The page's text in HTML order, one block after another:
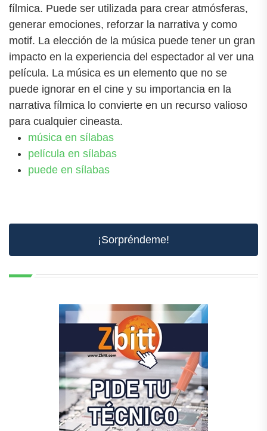
fílmica. Puede ser utilizada para crear atmósferas,
generar emociones, reforzar la narrativa y como
motif. La elección de la música puede tener un gran
impacto en la experiencia del espectador al ver una
película. La música es un elemento que no se
puede ignorar en el cine y su importancia en la
narrativa fílmica lo convierte en un recurso valioso
para cualquier cineasta.
música en sílabas
película en sílabas
puede en sílabas
¡Sorpréndeme!